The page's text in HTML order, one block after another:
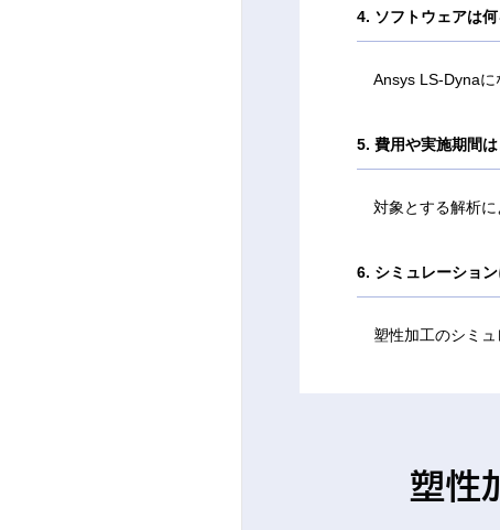
4. ソフトウェアは
Ansys LS-Dynaに
5. 費用や実施期間
対象とする解析
6. シミュレーショ
塑性加工のシミ
塑性